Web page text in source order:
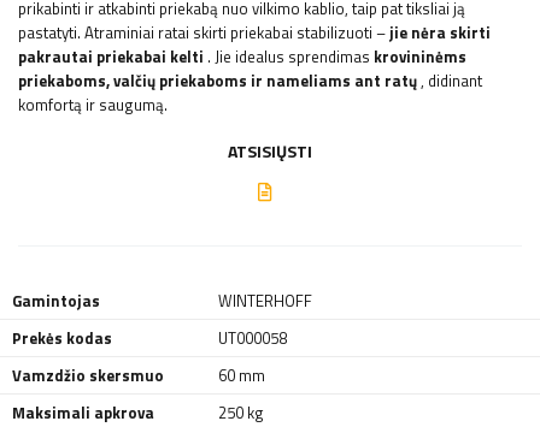
prikabinti ir atkabinti priekabą nuo vilkimo kablio, taip pat tiksliai ją
pastatyti. Atraminiai ratai skirti priekabai stabilizuoti –jie nėra skirti
pakrautai priekabai kelti . Jie idealus sprendimas krovininėms
priekaboms, valčių priekaboms ir nameliams ant ratų, didinant
komfortą ir saugumą.
ATSISIŲSTI
Gamintojas
WINTERHOFF
Prekės kodas
UT000058
Vamzdžio skersmuo
60 mm
Maksimali apkrova
250 kg